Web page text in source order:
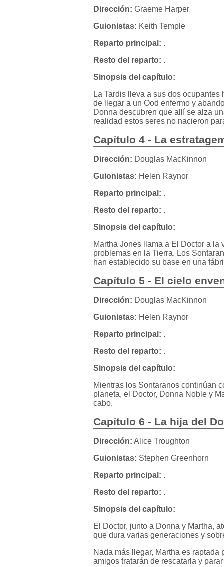
Dirección: Graeme Harper
Guionistas: Keith Temple
Reparto principal: .
Resto del reparto: .
Sinopsis del capítulo:
La Tardis lleva a sus dos
de llegar a un Ood enfermo y
Donna descubren que allí se alza
realidad estos seres no nacieron
Capítulo 4 - La
Dirección: Douglas MacKinnon
Guionistas: Helen Raynor
Reparto principal: .
Resto del reparto: .
Sinopsis del capítulo:
Martha Jones llama a El Doctor a
problemas en la Tierra. Los
han establecido su base en una
Capítulo 5 - El cielo
Dirección: Douglas MacKinnon
Guionistas: Helen Raynor
Reparto principal: .
Resto del reparto: .
Sinopsis del capítulo:
Mientras los Sontaranos continúan
planeta, el Doctor, Donna Noble y
cabo.
Capítulo 6 - La hija del
Dirección: Alice Troughton
Guionistas: Stephen Greenhorn
Reparto principal: .
Resto del reparto: .
Sinopsis del capítulo:
El Doctor, junto a Donna y Martha,
que dura varias generaciones y
Nada más llegar, Martha es
amigos tratarán de rescatarla y